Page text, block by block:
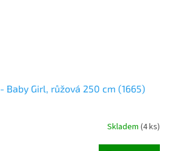
Baby Girl, růžová 250 cm (1665)
Skladem (4 ks)